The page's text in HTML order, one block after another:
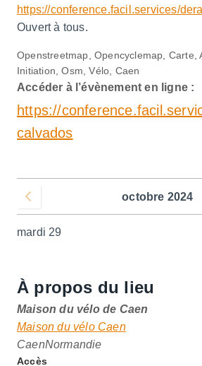
https://conference.facil.services/
Ouvert à tous.
Openstreetmap, Opencyclemap, Carte,
Initiation, Osm, Vélo, Caen
Accéder à l’évènement en ligne :
https://
calvados
Voir le mois précédent octobre 2024
mardi 29
À propos du lieu
Maison du vélo de Caen
Maison du vélo Caen
CaenNormandie
Accès